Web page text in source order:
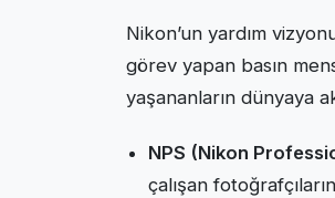
Nikon’un yardım
görev yapan basın
yaşananların dünyaya
NPS (Nikon
çalışan